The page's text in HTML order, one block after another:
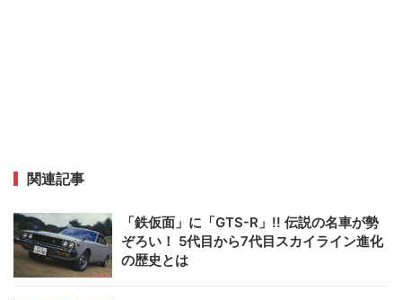
関連記事
「鉄仮面」に「GTS-R」!! 伝説の名車が勢
ぞろい！ 5代目から7代目スカイライン進化
の歴史とは